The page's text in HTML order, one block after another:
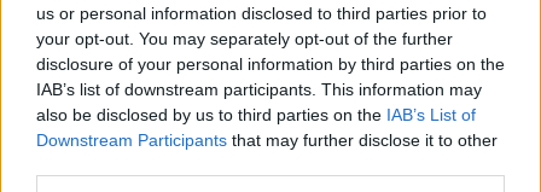
us or personal information disclosed to third parties prior to
your opt-out. You may separately opt-out of the further
disclosure of your personal information by third parties on the
IAB’s list of downstream participants. This information may
also be disclosed by us to third parties on the IAB’s List of
Downstream Participants that may further disclose it to other
τα δάχτυλα;
Απαντήστε 1
Χαχαχαχαχαχα 15·05·2026 22:04
Όχι,σχημάτισε τον πρ 8...με τα δάχτυλα!!!